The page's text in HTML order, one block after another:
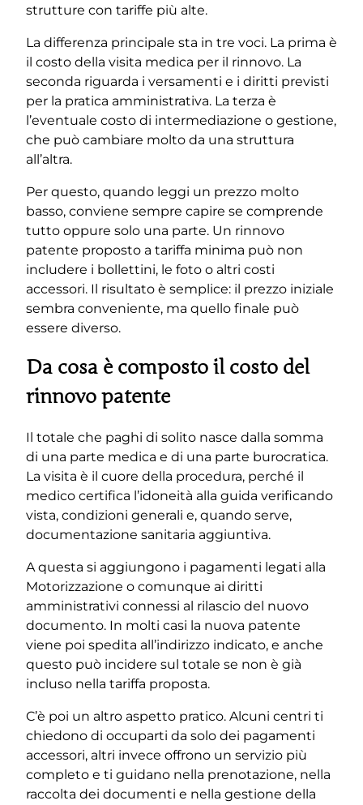
strutture con tariffe più alte.
La differenza principale sta in tre voci. La prima è
il costo della visita medica per il rinnovo. La
seconda riguarda i versamenti e i diritti previsti
per la pratica amministrativa. La terza è
l’eventuale costo di intermediazione o gestione,
che può cambiare molto da una struttura
all’altra.
Per questo, quando leggi un prezzo molto
basso, conviene sempre capire se comprende
tutto oppure solo una parte. Un rinnovo
patente proposto a tariffa minima può non
includere i bollettini, le foto o altri costi
accessori. Il risultato è semplice: il prezzo iniziale
sembra conveniente, ma quello finale può
essere diverso.
Da cosa è composto il costo del
rinnovo patente
Il totale che paghi di solito nasce dalla somma
di una parte medica e di una parte burocratica.
La visita è il cuore della procedura, perché il
medico certifica l’idoneità alla guida verificando
vista, condizioni generali e, quando serve,
documentazione sanitaria aggiuntiva.
A questa si aggiungono i pagamenti legati alla
Motorizzazione o comunque ai diritti
amministrativi connessi al rilascio del nuovo
documento. In molti casi la nuova patente
viene poi spedita all’indirizzo indicato, e anche
questo può incidere sul totale se non è già
incluso nella tariffa proposta.
C’è poi un altro aspetto pratico. Alcuni centri ti
chiedono di occuparti da solo dei pagamenti
accessori, altri invece offrono un servizio più
completo e ti guidano nella prenotazione, nella
raccolta dei documenti e nella gestione della